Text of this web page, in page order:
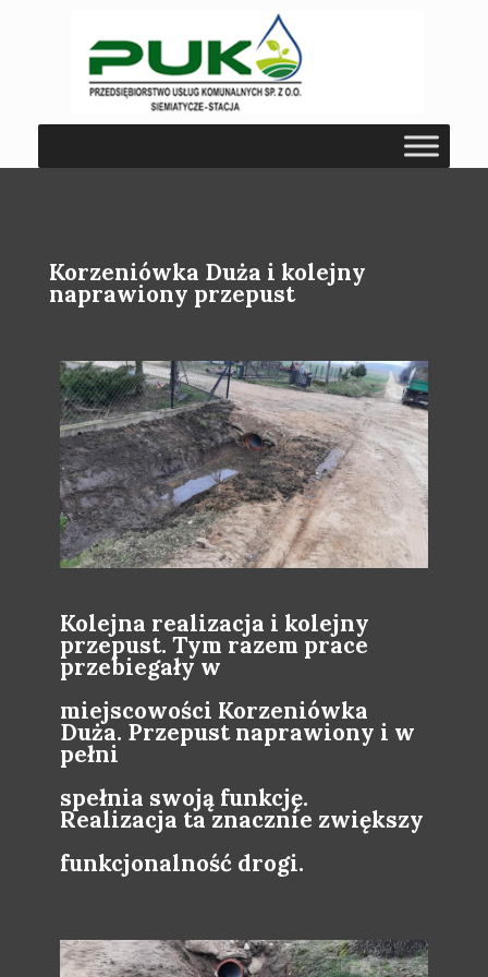
Korzeniówka Duża i kolejny
naprawiony przepust
Kolejna realizacja i kolejny
przepust. Tym razem prace
przebiegały w
miejscowości Korzeniówka
Duża. Przepust naprawiony i w
pełni
spełnia swoją funkcję.
Realizacja ta znacznie zwiększy
funkcjonalność drogi.